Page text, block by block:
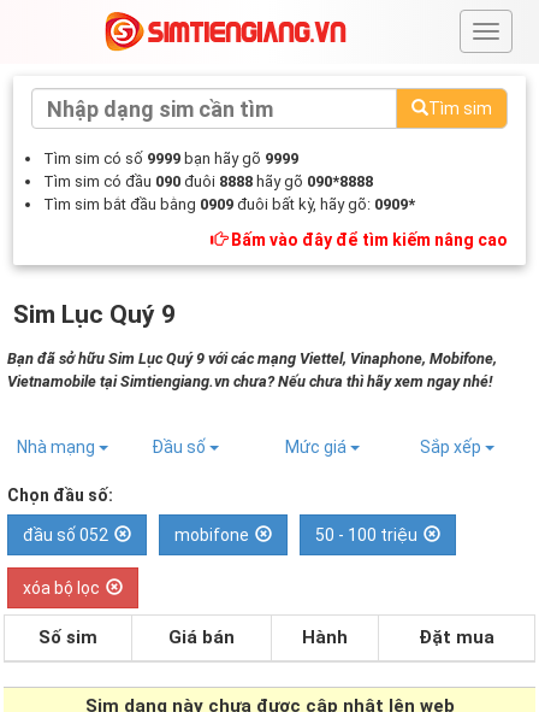
#
Tìm sim
Tìm sim có số 9999 bạn hãy gõ 9999
Tìm sim có đầu 090 đuôi 8888 hãy gõ 090*8888
Tìm sim bắt đầu bằng 0909 đuôi bất kỳ, hãy gõ: 0909*
Bấm vào đây để tìm kiếm nâng cao
Sim Lục Quý 9
Bạn đã sở hữu Sim Lục Quý 9 với các mạng Viettel, Vinaphone, Mobifone,
Vietnamobile tại Simtiengiang.vn chưa? Nếu chưa thì hãy xem ngay nhé!
Nhà mạng Đầu số Mức giá Sắp xếp
Chọn đầu số:
đầu số 052 mobifone 50 - 100 triệu
xóa bộ lọc
Số sim Giá bán Hành Đặt mua
Sim dạng này chưa được cập nhật lên web